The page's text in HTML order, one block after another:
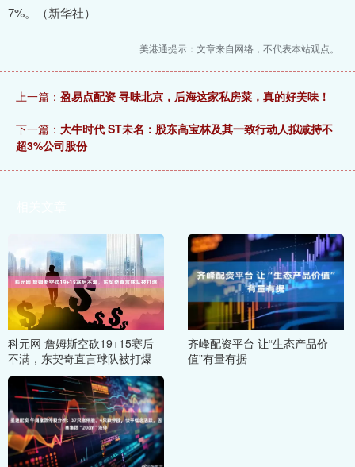
7%。（新华社）
美港通提示：文章来自网络，不代表本站观点。
上一篇： 盈易点配资 寻味北京，后海这家私房菜，真的好美味！
下一篇： 大牛时代 ST未名：股东高宝林及其一致行动人拟减持不
超3%公司股份
科元网 詹姆斯空砍19+15赛后
不满，东契奇直言球队被打爆
齐峰配资平台 让“生态产品价
值”有量有据